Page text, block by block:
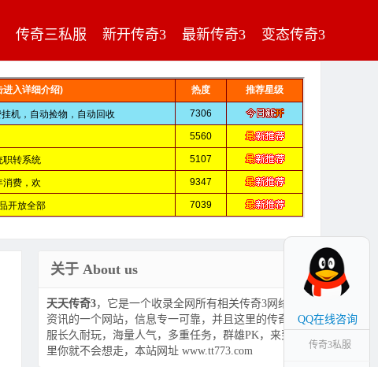
传奇三私服 新开传奇3 最新传奇3 变态传奇3
关于 About us
天天传奇3，它是一个收录全网所有相关传奇3网络游戏
资讯的一个网站，信息专一可靠，并且这里的传奇3私
服长久耐玩，海量人气，多重任务，群雄PK，来到这
里你就不会想走，本站网址 www.tt773.com
QQ在线咨询
传奇3私服